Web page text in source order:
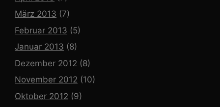
März 2013 (7)
Februar 2013 (5)
Januar 2013 (8)
Dezember 2012 (8)
November 2012 (10)
Oktober 2012 (9)